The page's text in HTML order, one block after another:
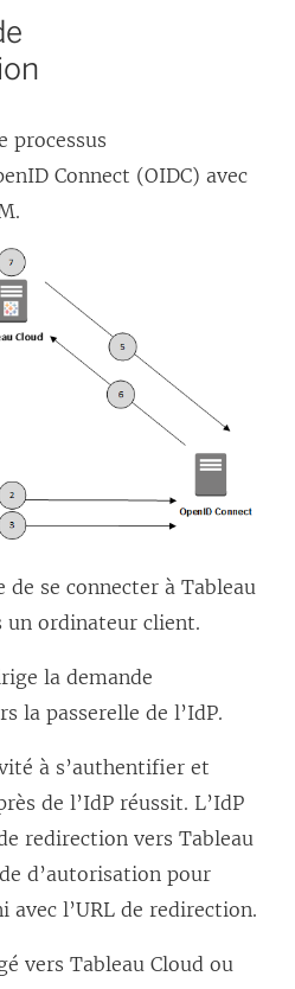
processus
Connect (OIDC) avec
.
se connecter à Tableau
un ordinateur client.
la demande
la passerelle de l’IdP.
à s’authentifier et
de l’IdP réussit. L’IdP
redirection vers Tableau
d’autorisation pour
l’URL de redirection.
vers Tableau Cloud ou